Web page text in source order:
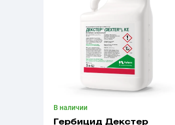
В наличии
Гербицид Декстер